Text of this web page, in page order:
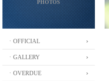
PHOTOS
ㆍOFFICIAL
ㆍGALLERY
ㆍOVERDUE